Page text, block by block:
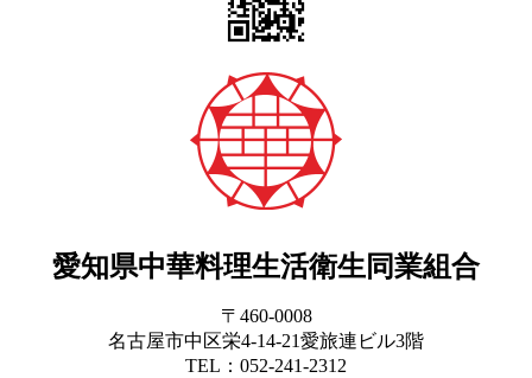
愛知県中華料理生活衛生同業組合
〒460-0008
名古屋市中区栄4-14-21愛旅連ビル3階
TEL：052-241-2312